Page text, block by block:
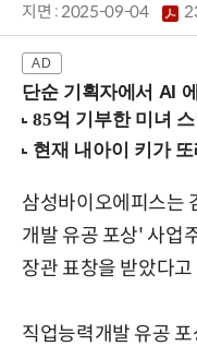
지면 :2025-09-04
단순 기획자에서 AI 에이전트의
삼성바이오에피스는
개발 유공 포상' 사업
장관 표창을 받았다
직업능력개발 유공